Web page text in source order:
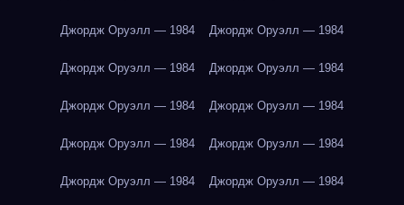
Джордж Оруэлл — 1984 Джордж Оруэлл — 1984
Джордж Оруэлл — 1984 Джордж Оруэлл — 1984
Джордж Оруэлл — 1984 Джордж Оруэлл — 1984
Джордж Оруэлл — 1984 Джордж Оруэлл — 1984
Джордж Оруэлл — 1984 Джордж Оруэлл — 1984